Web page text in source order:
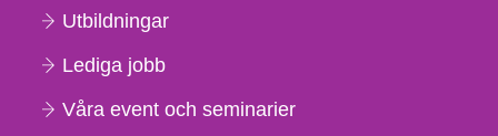
Utbildningar
Lediga jobb
Våra event och seminarier